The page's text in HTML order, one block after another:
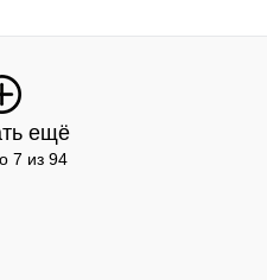
ещё
7 из 94